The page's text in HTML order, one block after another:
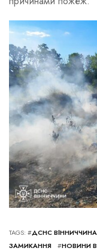
TAGS: #ДСНС ВІННИЧЧИНА
ЗАМИКАННЯ
#НОВИНИ